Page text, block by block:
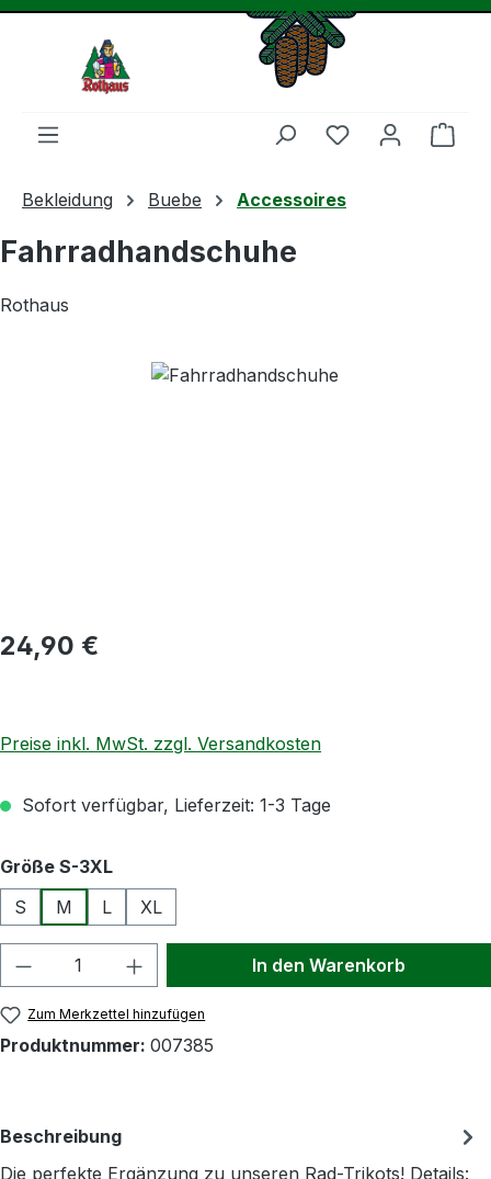
Du hast 0
Bekleidung Buebe Accessoires
Fahrradhandschuhe
Rothaus
Bildergalerie überspringen
Regulärer Preis:
24,90 €
Preise inkl. MwSt. zzgl. Versandkosten
Sofort verfügbar, Lieferzeit: 1-3 Tage
Größe S-3XL
S
M L XL
Produkt Anzahl: Gib den gewünschten
In den Warenkorb
Zum Merkzettel hinzufügen
Produktnummer: 007385
Beschreibung
Die perfekte Ergänzung zu unseren Rad-Trikots! Details: